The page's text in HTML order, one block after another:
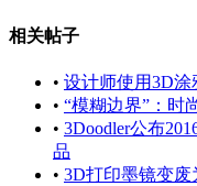
相关帖子
• 设计师使用3D涂
• “模糊边界”：时
• 3Doodler公布
品
• 3D打印墨镜变